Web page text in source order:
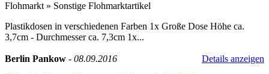
Flohmarkt » Sonstige Flohmarktartikel
Plastikdosen in verschiedenen Farben 1x Große Dose Höhe ca.
3,7cm - Durchmesser ca. 7,3cm 1x...
Berlin Pankow - 08.09.2016 Details anzeigen